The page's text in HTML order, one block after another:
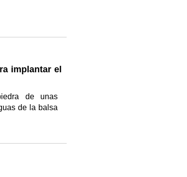
implantar el
de unas
de la balsa